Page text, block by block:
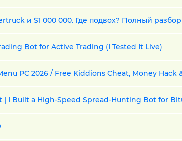
и $1 000 000. Где подвох? Полный
Bot for Active Trading (I Tested It Live)
PC 2026 / Free Kiddions Cheat, Money Hack
I Built a High‑Speed Spread‑Hunting Bot for